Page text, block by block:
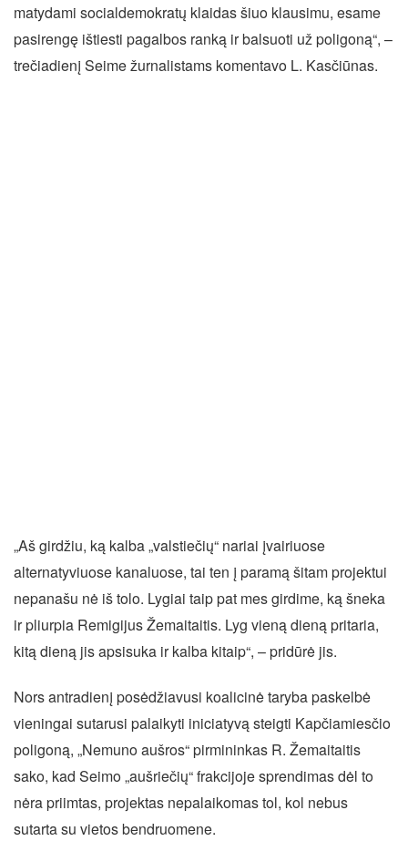
matydami socialdemokratų klaidas šiuo klausimu, esame
pasirengę ištiesti pagalbos ranką ir balsuoti už poligoną“, –
trečiadienį Seime žurnalistams komentavo L. Kasčiūnas.
„Aš girdžiu, ką kalba „valstiečių“ nariai įvairiuose
alternatyviuose kanaluose, tai ten į paramą šitam projektui
nepanašu nė iš tolo. Lygiai taip pat mes girdime, ką šneka
ir pliurpia Remigijus Žemaitaitis. Lyg vieną dieną pritaria,
kitą dieną jis apsisuka ir kalba kitaip“, – pridūrė jis.
Nors antradienį posėdžiavusi koalicinė taryba paskelbė
vieningai sutarusi palaikyti iniciatyvą steigti Kapčiamiesčio
poligoną, „Nemuno aušros“ pirmininkas R. Žemaitaitis
sako, kad Seimo „aušriečių“ frakcijoje sprendimas dėl to
nėra priimtas, projektas nepalaikomas tol, kol nebus
sutarta su vietos bendruomene.